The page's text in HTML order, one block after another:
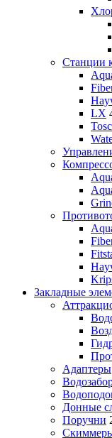
Станции
LX
Закладные
Адаптеры
Донные
Поручни